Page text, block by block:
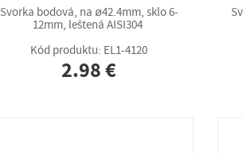
Svorka bodová, na ø42.4mm, sklo 6-
12mm, leštená AISI304
Kód produktu: EL1-4120
2.98 €